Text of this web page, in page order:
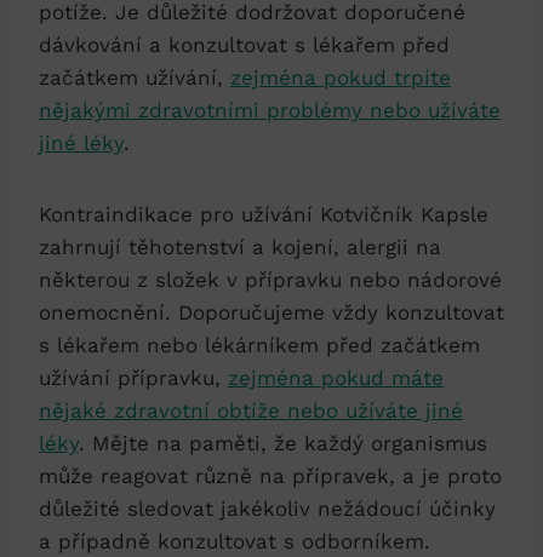
potíže. Je důležité dodržovat doporučené
dávkování a konzultovat s lékařem před
začátkem užívání, zejména pokud trpíte
nějakými zdravotními problémy nebo užíváte
jiné léky.
Kontraindikace pro užívání Kotvičník Kapsle
zahrnují těhotenství a kojení, alergii na
některou z složek v přípravku nebo nádorové
onemocnění. Doporučujeme vždy konzultovat
s lékařem nebo lékárníkem před začátkem
užívání přípravku, zejména pokud máte
nějaké zdravotní obtíže nebo užíváte jiné
léky. Mějte na paměti, že každý organismus
může reagovat různě na přípravek, a je proto
důležité sledovat jakékoliv nežádoucí účinky
a případně konzultovat s odborníkem.